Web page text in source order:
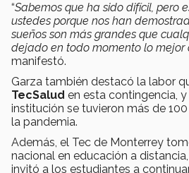
“Sabemos que ha sido difícil, pero
ustedes porque nos han
sueños son más grandes que
dejado en todo momento lo mejor
manifestó.
Garza también destacó la labor
TecSalud en esta contingencia,
institución se tuvieron más de
la pandemia.
Además, el Tec de Monterrey
nacional en educación a
invitó a los estudiantes a